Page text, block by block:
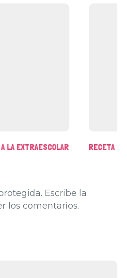
BORAX
Escribe la
los comentarios.